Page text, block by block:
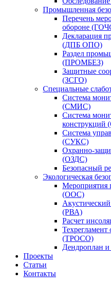
Промышленная
Перечень
обороне
Декларация
(ДПБ ОПО)
Раздел
(ПРОМБЕЗ)
Защитные
(ЗСГО)
Специальные
Система
(СМИС)
Система
Система
(СУКС)
Охранно-
(ОЗДС)
Безопасный
Экологическая
Мероприятия
(ООС)
(РВА)
Расчет
(ТРОСО)
Дендроплан и
Проекты
Статьи
Контакты